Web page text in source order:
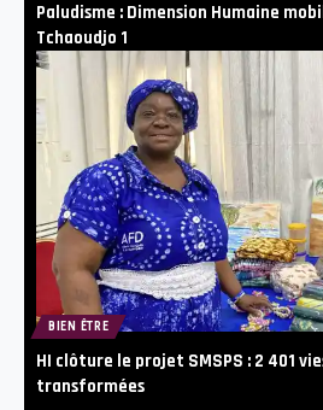
Paludisme : Dimension Humaine
Tchaoudjo 1
BIEN ÊTRE
HI clôture le projet SMSPS : 2 401
transformées